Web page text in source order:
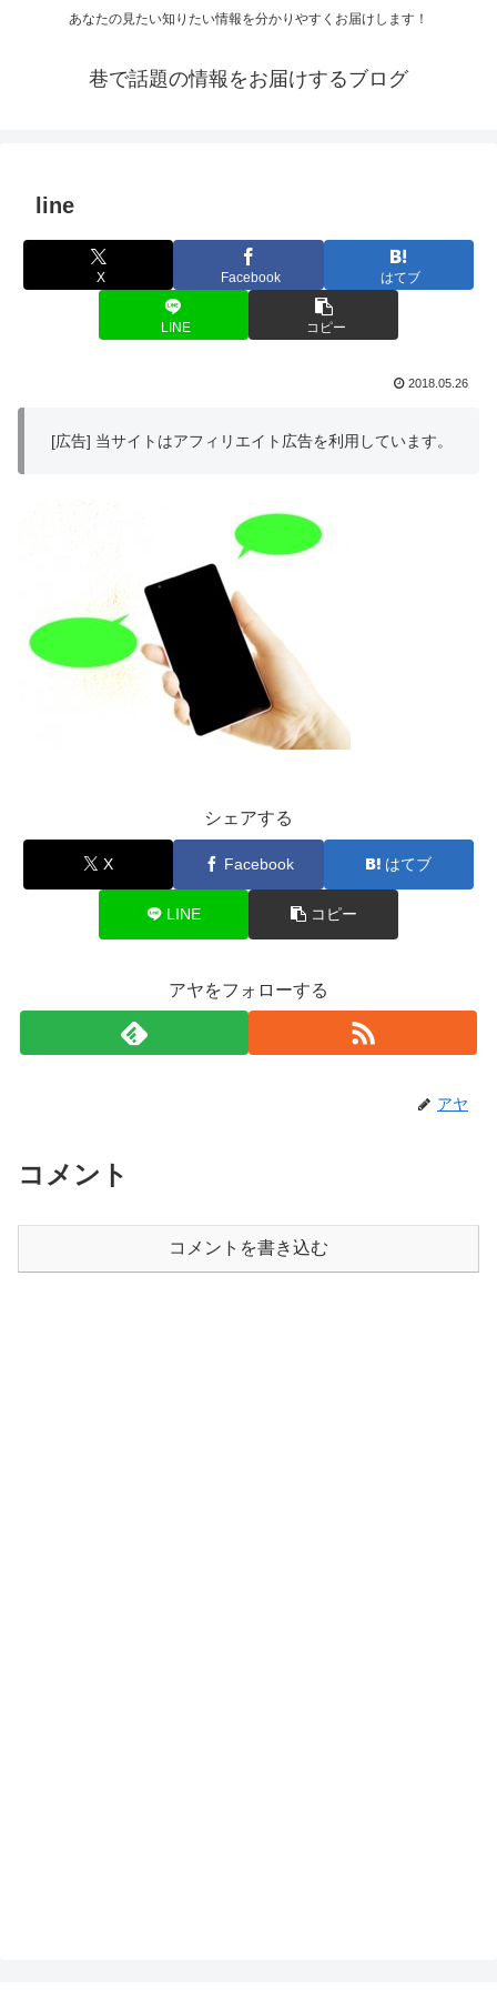
あなたの見たい知りたい情報を分かりやすくお届けします！
巷で話題の情報をお届けするブログ
line
X Facebook はてブ
LINE コピー
2018.05.26
[広告] 当サイトはアフィリエイト広告を利用しています。
シェアする
X Facebook はてブ
LINE コピー
アヤをフォローする
アヤ
コメント
コメントを書き込む